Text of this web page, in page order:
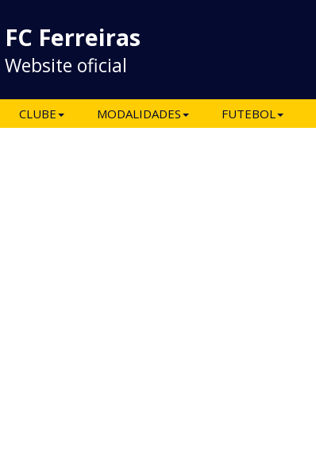
FC Ferreiras
Website oficial
CLUBE MODALIDADES FUTEBOL